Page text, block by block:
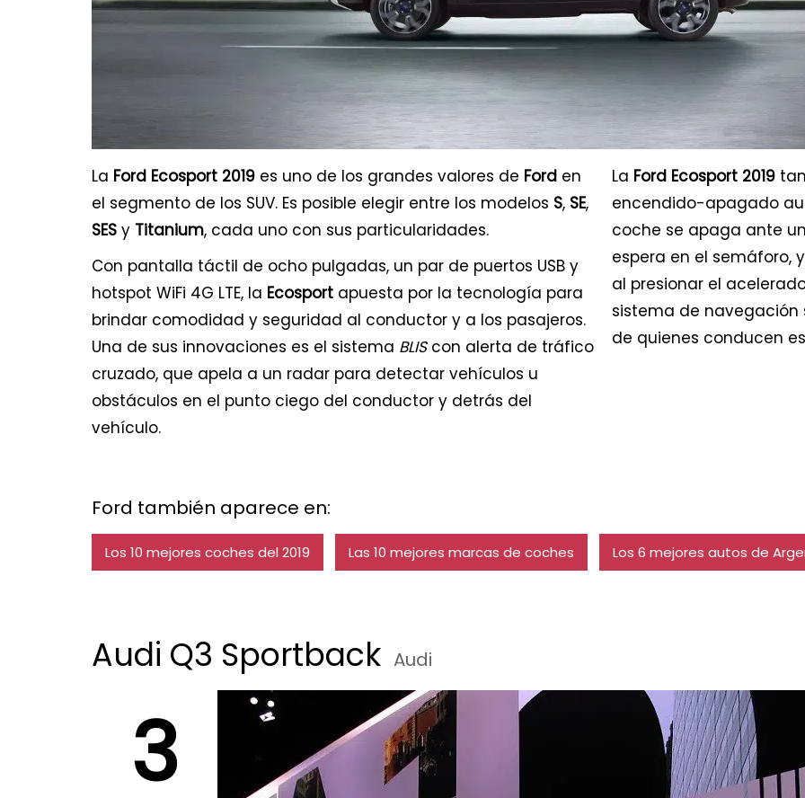
La Ford Ecosport 2019 es uno de los grandes valores de Ford en
el segmento de los SUV. Es posible elegir entre los modelos S, SE,
SES y Titanium, cada uno con sus particularidades.
Con pantalla táctil de ocho pulgadas, un par de puertos USB y
hotspot WiFi 4G LTE, la Ecosport apuesta por la tecnología para
brindar comodidad y seguridad al conductor y a los pasajeros.
Una de sus innovaciones es el sistema BLIScon alerta de tráfico
cruzado, que apela a un radar para detectar vehículos u
obstáculos en el punto ciego del conductor y detrás del
vehículo.
La Ford Ecosport 2019
encendido-apagado
coche se apaga ante
espera en el semáforo,
al presionar el
sistema de navegación
de quienes conducen
Ford también aparece en:
Los 10 mejores coches del 2019 Las 10 mejores marcas de coches Los 6 mejores autos de
Audi Q3 Sportback Audi
3